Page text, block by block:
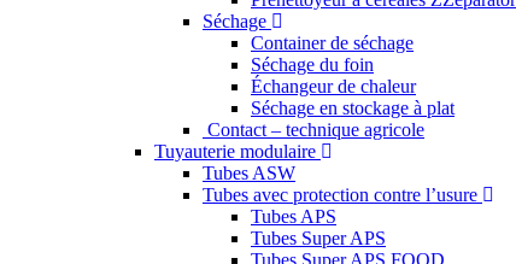
Séchage
Container de séchage
Séchage du foin
Échangeur de chaleur
Séchage en stockage à plat
Contact – technique agricole
Tuyauterie modulaire
Tubes ASW
Tubes avec protection contre l’usure
Tubes APS
Tubes Super APS
Tubes Super APS FOOD